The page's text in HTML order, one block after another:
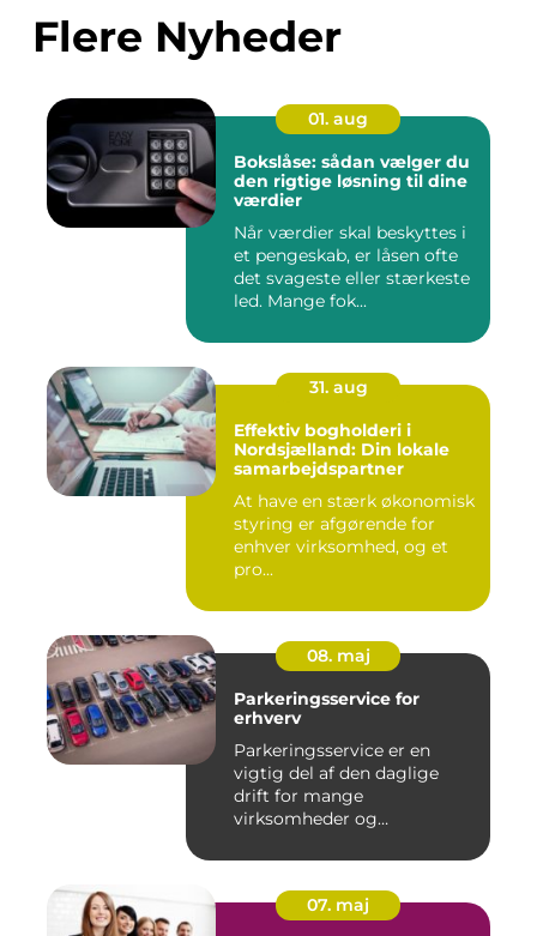
Flere Nyheder
01. aug
Bokslåse: sådan vælger du
den rigtige løsning til dine
værdier
Når værdier skal beskyttes i
et pengeskab, er låsen ofte
det svageste eller stærkeste
led. Mange fok...
31. aug
Effektiv bogholderi i
Nordsjælland: Din lokale
samarbejdspartner
At have en stærk økonomisk
styring er afgørende for
enhver virksomhed, og et
pro...
08. maj
Parkeringsservice for
erhverv
Parkeringsservice er en
vigtig del af den daglige
drift for mange
virksomheder og
07. maj